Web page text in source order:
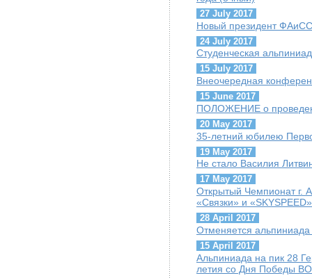
27 July 2017
Новый президент
24 July 2017
Студенческая
15 July 2017
Внеочередная
15 June 2017
ПОЛОЖЕНИЕ о
20 May 2017
35-летний юбилею
19 May 2017
Не стало Василия
17 May 2017
Открытый Чемпионат г.
«Связки» и «SKYSPEED»
28 April 2017
Отменяется
15 April 2017
Альпиниада на пик 28
летия со Дня Победы